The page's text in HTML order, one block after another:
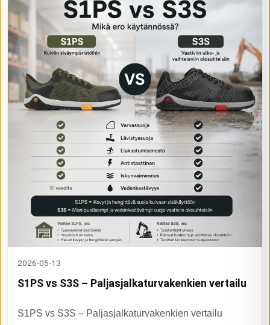
2026-05-13
S1PS vs S3S – Paljasjalkaturvakenkien vertailu
S1PS vs S3S – Paljasjalkaturvakenkien vertailu